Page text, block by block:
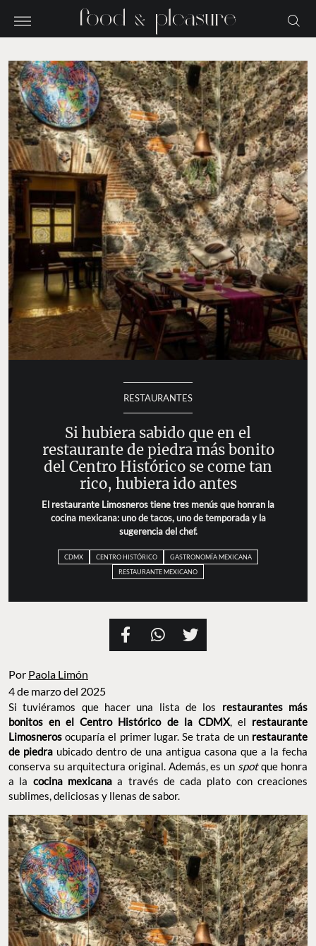
RESTAURANTES
Si hubiera sabido que en el
restaurante de piedra más bonito
del Centro Histórico se come tan
rico, hubiera ido antes
El restaurante Limosneros tiene tres menús que honran la
cocina mexicana: uno de tacos, uno de temporada y la
sugerencia del chef.
CDMX CENTRO HISTÓRICO
GASTRONOMÍA MEXICANA
RESTAURANTE MEXICANO
Por Paola Limón
4 de marzo del 2025
Si tuviéramos que hacer una lista de los restaurantes más
bonitos en el Centro Histórico de la CDMX, el restaurante
Limosneros ocuparía el primer lugar. Se trata de unrestaurante
de piedra ubicado dentro de una antigua casona que a la fecha
conserva su arquitectura original. Además, es un spotque honra
a la cocina mexicanaa través de cada plato con creaciones
sublimes, deliciosas y llenas de sabor.